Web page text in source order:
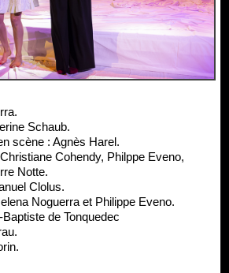
Schaub.
scène : Agnès Harel.
Cohendy, Philppe Eveno,
Notte.
Clolus.
Noguerra et Philippe Eveno.
de Tonquedec